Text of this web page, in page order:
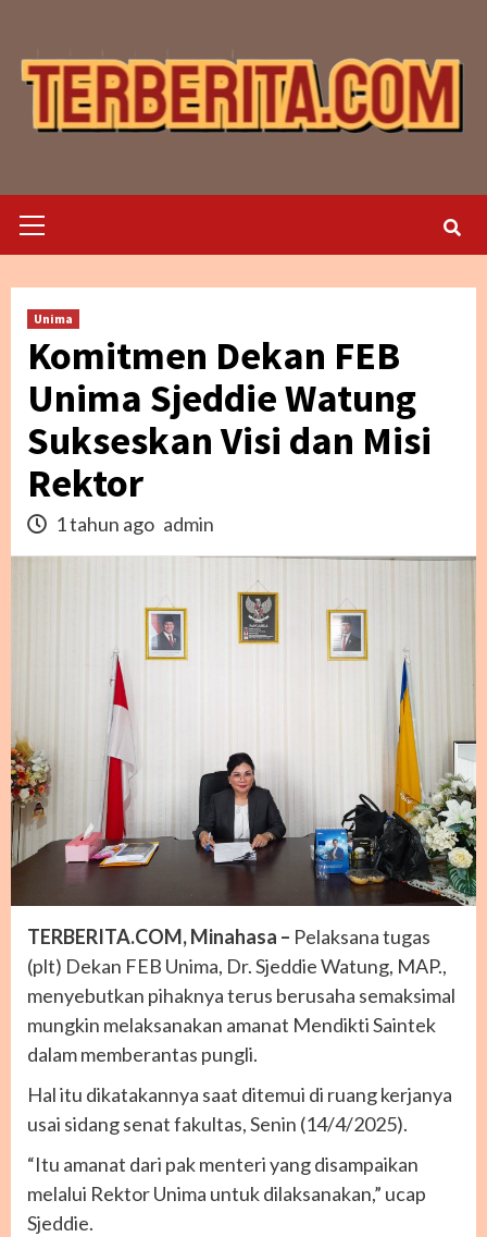
content
Menu
Unima
Komitmen Dekan FEB
Unima Sjeddie Watung
Sukseskan Visi dan Misi
Rektor
1 tahun ago admin
TERBERITA.COM, Minahasa – Pelaksana tugas
(plt) Dekan FEB Unima, Dr. Sjeddie Watung, MAP.,
menyebutkan pihaknya terus berusaha semaksimal
mungkin melaksanakan amanat Mendikti Saintek
dalam memberantas pungli.
Hal itu dikatakannya saat ditemui di ruang kerjanya
usai sidang senat fakultas, Senin (14/4/2025).
“Itu amanat dari pak menteri yang disampaikan
melalui Rektor Unima untuk dilaksanakan,” ucap
Sjeddie.